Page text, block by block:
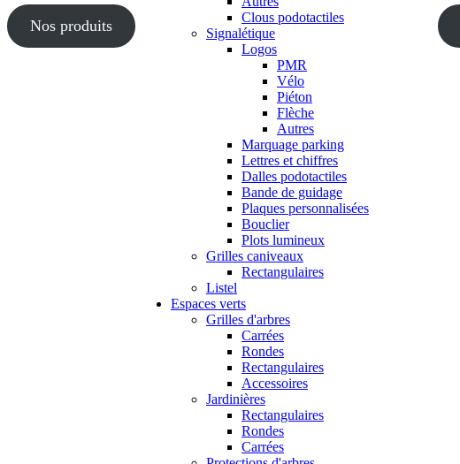
Nos produits
Clous podotactiles
Signalétique
Logos
PMR
Vélo
Piéton
Flèche
Autres
Marquage parking
Lettres et chiffres
Dalles podotactiles
Bande de guidage
Plaques personnalisées
Bouclier
Plots lumineux
Grilles caniveaux
Rectangulaires
Listel
Espaces verts
Grilles d'arbres
Carrées
Rondes
Rectangulaires
Accessoires
Jardinières
Rectangulaires
Rondes
Carrées